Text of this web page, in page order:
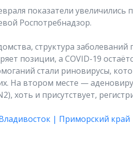
показатели увеличились
Роспотребнадзор.
структура
позиции, а COVID-19
стали риновирусы,
На втором месте —
хоть и присутствует,
| Приморский край